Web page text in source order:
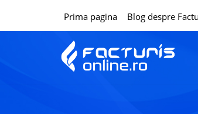
Prima pagina Blog despre